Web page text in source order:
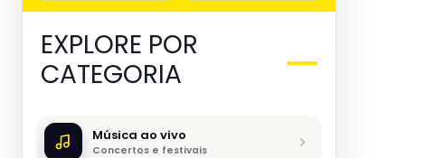
EXPLORE POR
CATEGORIA
Música ao vivo
Concertos e festivais